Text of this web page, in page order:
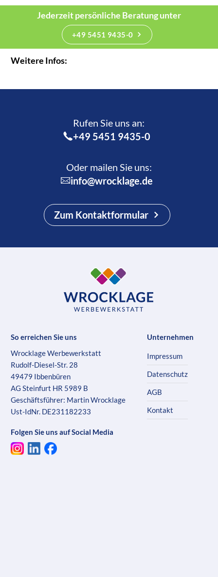
Jederzeit persönliche Beratung unter
+49 5451 9435-0
Weitere Infos:
Rufen Sie uns an:­
+49 5451 9435-0
Oder mailen Sie uns:
info@wrocklage.de
Zum Kontaktformular
So erreichen Sie uns
Wrocklage Werbewerkstatt
Rudolf-Diesel-Str. 28
49479 Ibbenbüren
AG Steinfurt HR 5989 B
Geschäftsführer: Martin Wrocklage
Ust-IdNr. DE231182233
Folgen Sie uns auf Social Media
Unternehmen
Impressum
Datenschutz
AGB
Kontakt